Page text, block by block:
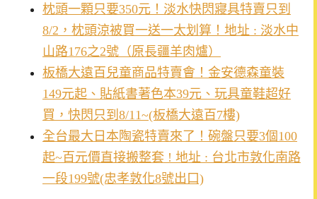
枕頭一顆只要350元！淡水快閃寢具特賣只到
8/2，枕頭涼被買一送一太划算！地址 : 淡水中
山路176之2號（原長疆羊肉爐）
板橋大遠百兒童商品特賣會！金安德森童裝
149元起、貼紙書著色本39元、玩具童鞋超好
買，快閃只到8/11~(板橋大遠百7樓)
全台最大日本陶瓷特賣來了！碗盤只要3個100
起~百元價直接搬整套 ! 地址 : 台北市敦化南路
一段199號(忠孝敦化8號出口)